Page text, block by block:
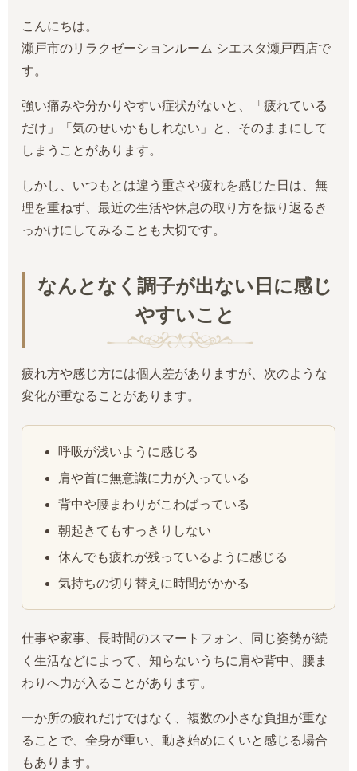
こんにちは。
瀬戸市のリラクゼーションルーム シエスタ瀬戸西店で
す。
強い痛みや分かりやすい症状がないと、「疲れている
だけ」「気のせいかもしれない」と、そのままにして
しまうことがあります。
しかし、いつもとは違う重さや疲れを感じた日は、無
理を重ねず、最近の生活や休息の取り方を振り返るき
っかけにしてみることも大切です。
なんとなく調子が出ない日に感じ
やすいこと
疲れ方や感じ方には個人差がありますが、次のような
変化が重なることがあります。
呼吸が浅いように感じる
肩や首に無意識に力が入っている
背中や腰まわりがこわばっている
朝起きてもすっきりしない
休んでも疲れが残っているように感じる
気持ちの切り替えに時間がかかる
仕事や家事、長時間のスマートフォン、同じ姿勢が続
く生活などによって、知らないうちに肩や背中、腰ま
わりへ力が入ることがあります。
一か所の疲れだけではなく、複数の小さな負担が重な
ることで、全身が重い、動き始めにくいと感じる場合
もあります。